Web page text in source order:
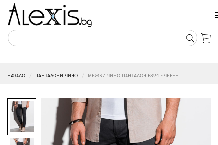
НАЧАЛО ПАНТАЛОНИ ЧИНО МЪЖКИ ЧИНО ПАНТАЛОН P894 - ЧЕРЕН